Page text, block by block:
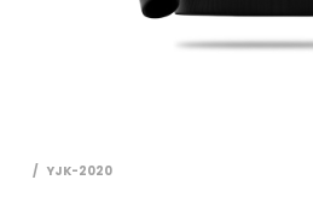
/ YJK-2020